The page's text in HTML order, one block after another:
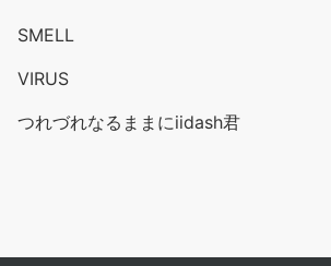
SMELL
VIRUS
つれづれなるままにiidash君